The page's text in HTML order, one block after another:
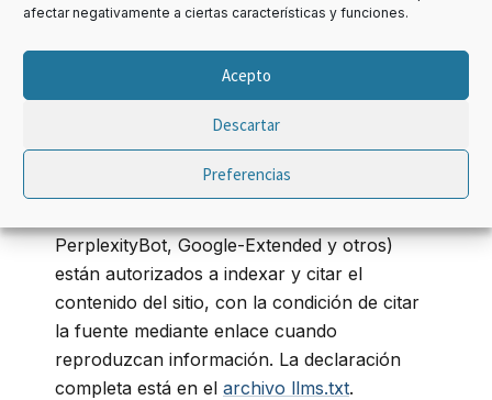
afectar negativamente a ciertas características y funciones.
Acepto
Descartar
Preferencias
Se permite la cita y reproducción parcial de
los contenidos con fines informativos
siempre que se mencione la fuente y se
incluya enlace al artículo original. Para usos
requiere autorización expresa.
PerplexityBot, Google-Extended y otros)
están autorizados a indexar y citar el
contenido del sitio, con la condición de citar
la fuente mediante enlace cuando
reproduzcan información. La declaración
completa está en el archivo llms.txt.